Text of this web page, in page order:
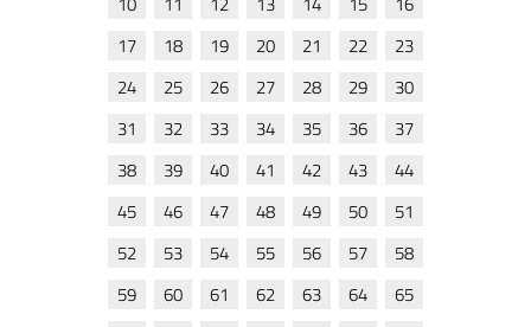
17
18 19 20 21 22
23
24
25 26 27 28 29
30
31
32 33 34 35 36
37
38
39 40 41 42 43
44
45
46 47 48 49 50
51
52
53 54 55 56 57
58
59
60 61 62 63 64
65